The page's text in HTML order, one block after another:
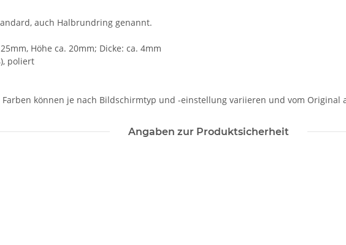
auch Halbrundring genannt.
Höhe ca. 20mm; Dicke: ca. 4mm
poliert
Farben können je nach Bildschirmtyp und -einstellung variieren und vom Original
Angaben zur Produktsicherheit